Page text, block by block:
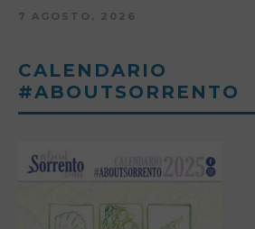
7 AGOSTO, 2026
CALENDARIO
#ABOUTSORRENTO